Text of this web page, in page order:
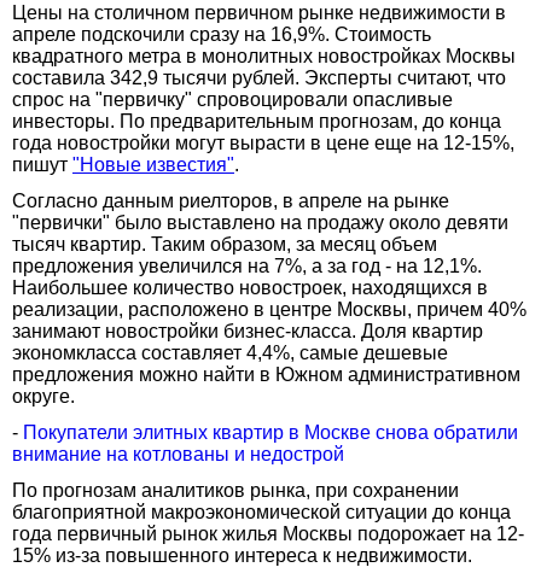
Цены на столичном первичном рынке недвижимости в
апреле подскочили сразу на 16,9%. Стоимость
квадратного метра в монолитных новостройках Москвы
составила 342,9 тысячи рублей. Эксперты считают, что
спрос на "первичку" спровоцировали опасливые
инвесторы. По предварительным прогнозам, до конца
года новостройки могут вырасти в цене еще на 12-15%,
пишут "Новые известия".
Согласно данным риелторов, в апреле на рынке
"первички" было выставлено на продажу около девяти
тысяч квартир. Таким образом, за месяц объем
предложения увеличился на 7%, а за год - на 12,1%.
Наибольшее количество новостроек, находящихся в
реализации, расположено в центре Москвы, причем 40%
занимают новостройки бизнес-класса. Доля квартир
экономкласса составляет 4,4%, самые дешевые
предложения можно найти в Южном административном
округе.
- Покупатели элитных квартир в Москве снова обратили
внимание на котлованы и недострой
По прогнозам аналитиков рынка, при сохранении
благоприятной макроэкономической ситуации до конца
года первичный рынок жилья Москвы подорожает на 12-
15% из-за повышенного интереса к недвижимости.